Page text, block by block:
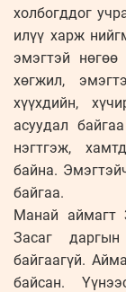
холбогддог
илүү харж
эмэгтэй нөгөө
хөгжил,
хүүхдийн,
асуудал
нэгтгэж,
байна.
байгаа.
Манай аймагт
Засаг
байгаагүй.
байсан.